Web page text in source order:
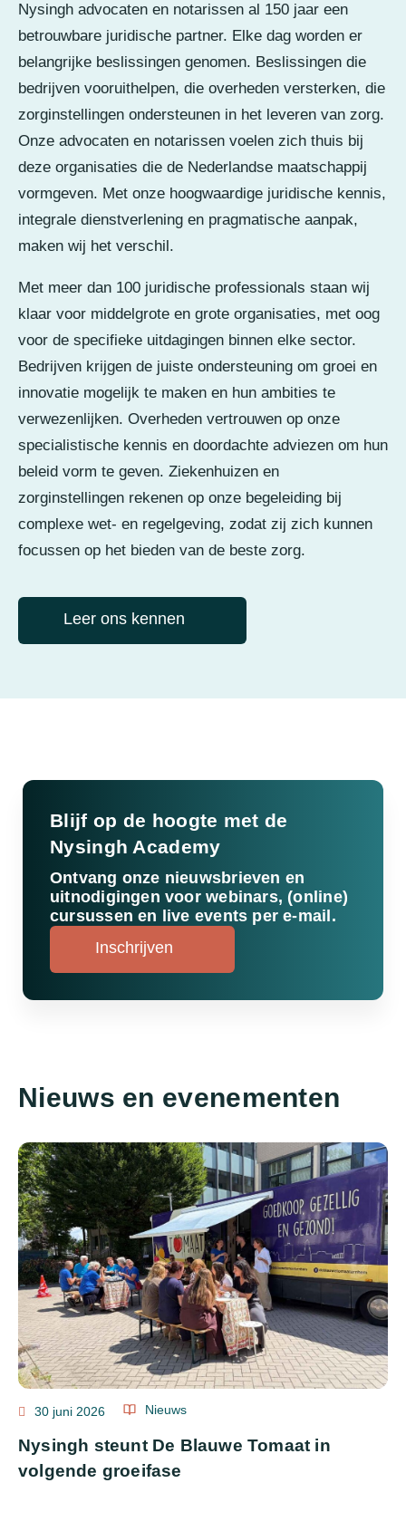
Nysingh advocaten en notarissen al 150 jaar een
betrouwbare juridische partner. Elke dag worden er
belangrijke beslissingen genomen. Beslissingen die
bedrijven vooruithelpen, die overheden versterken, die
zorginstellingen ondersteunen in het leveren van zorg.
Onze advocaten en notarissen voelen zich thuis bij
deze organisaties die de Nederlandse maatschappij
vormgeven. Met onze hoogwaardige juridische kennis,
integrale dienstverlening en pragmatische aanpak,
maken wij het verschil.
Met meer dan 100 juridische professionals staan wij
klaar voor middelgrote en grote organisaties, met oog
voor de specifieke uitdagingen binnen elke sector.
Bedrijven krijgen de juiste ondersteuning om groei en
innovatie mogelijk te maken en hun ambities te
verwezenlijken. Overheden vertrouwen op onze
specialistische kennis en doordachte adviezen om hun
beleid vorm te geven. Ziekenhuizen en
zorginstellingen rekenen op onze begeleiding bij
complexe wet- en regelgeving, zodat zij zich kunnen
focussen op het bieden van de beste zorg.
Leer ons kennen
Blijf op de hoogte met de
Nysingh Academy
Ontvang onze nieuwsbrieven en
uitnodigingen voor webinars, (online)
cursussen en live events per e-mail.
Inschrijven
Nieuws en evenementen
30 juni 2026 Nieuws
Nysingh steunt De Blauwe Tomaat in
volgende groeifase